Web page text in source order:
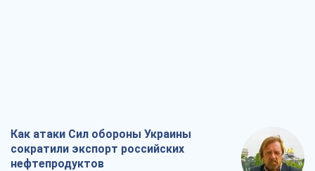
Как атаки Сил обороны Украины
сократили экспорт российских
нефтепродуктов